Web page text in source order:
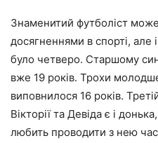
Знаменитий футболіст
досягненнями в спорті, але
було четверо. Старшому
вже 19 років. Трохи
виповнилося 16 років.
Вікторії та Девіда є і
любить проводити з нею